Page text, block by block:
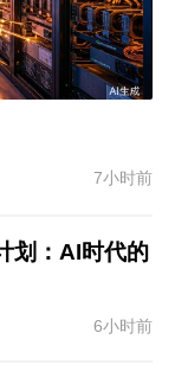
7小时前
划：AI时代的
6小时前